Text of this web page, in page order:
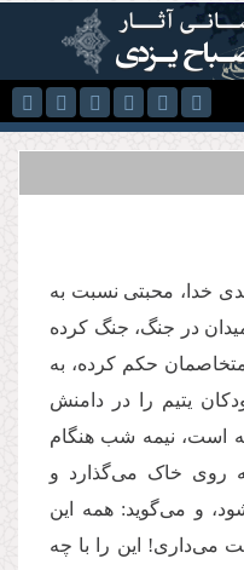
خدا، محبتی نسبت به
میدان در جنگ، جنگ کرده
حکم کرده، به
یتیم را در دامنش
است، نیمه شب هنگام
روی خاک می‌گذارد و
و می‌گوید: همه این
می‌داری! این را با چه